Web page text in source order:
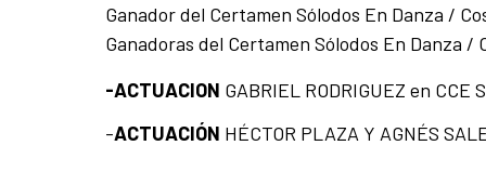
Ganador del Certamen Sólodos En Danza /
Ganadoras del Certamen Sólodos En Danza /
-ACTUACION GABRIEL RODRIGUEZ en CCE
-ACTUACIÓN HÉCTOR PLAZA Y AGNÉS